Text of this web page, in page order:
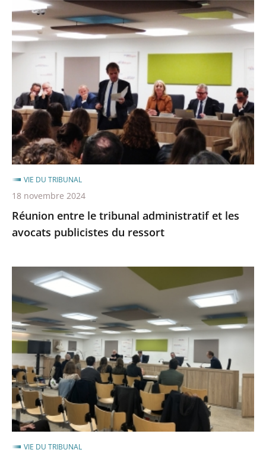
Réunion
entre
le
tribunal
administratif
les
avocats
publicistes
du
ressort
Réunion entre le tribunal administratif et les
avocats publicistes du ressort
VIE DU TRIBUNAL
18 novembre 2024
Exercice
de
plaidoirie
au
tribunal
pour
des
élèves
de
l'EDAGO
VIE DU TRIBUNAL